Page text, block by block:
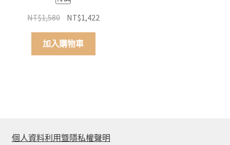
NT$1,580 原
始
價
格：
NT$1,422目
加入購物車
個人資料利用曁隱私權聲明